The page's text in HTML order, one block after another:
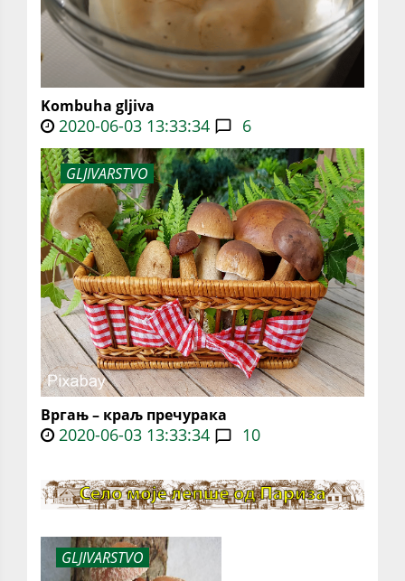
Kombuha gljiva
2020-06-03 13:33:34 6
GLJIVARSTVO
Вргањ – краљ пречурака
2020-06-03 13:33:34 10
GLJIVARSTVO